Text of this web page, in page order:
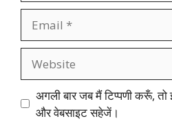
अगली बार जब मैं टिप्पणी करूँ,
और वेबसाइट सहेजें।